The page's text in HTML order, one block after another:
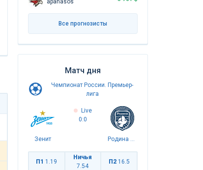
apanasos
Все прогнозисты
Матч дня
Чемпионат России. Премьер-
лига
Зенит
Live
0:0
Родина Москва
П1 1.19
Ничья
7.54
П2 16.5